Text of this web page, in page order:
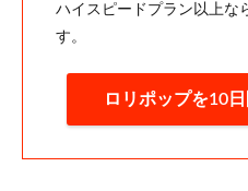
ハイスピードプラン以上な
す。
ロリポップを10